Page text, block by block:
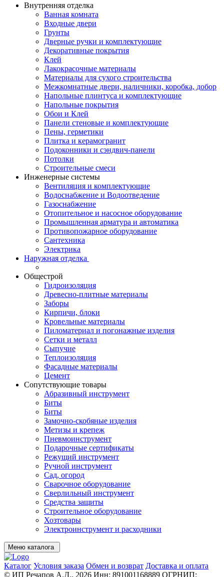
Внутренняя отделка
Ванная комната
Входные двери
Грунты
Дверные ручки и комплектующие
Декоративные покрытия
Клей
Лакокрасочные материалы
Материалы для сухого строительства
Межкомнатные двери, наличники, коробка, добор
Напольные плинтуса и комплектующие
Напольные покрытия
Обои и Клей
Панели стеновые и комплектующие
Пены, герметики
Плитка и керамогранит
Подоконники и сэндвич-панели
Потолки
Строительные смеси
Инженерные системы
Вентиляция и комплектующие
Водоснабжение и Водоотведение
Газоснабжение
Отопительное и насосное оборудование
Промышленная арматура и автоматика
Противопожарное оборудование
Сантехника
Электрика
Наружная отделка
Общестрой
Гидроизоляция
Древесно-плитные материалы
Заборы
Кирпичи, блоки
Кровельные материалы
Пиломатериал и погонажные изделия
Сетки и металл
Сыпучие
Теплоизоляция
Фасадные материалы
Цемент
Сопутствующие товары
Абразивный инструмент
Биты
Биты
Замочно-скобяные изделия
Метизы и крепеж
Пневмоинструмент
Подарочные сертификаты
Режущий инструмент
Ручной инструмент
Сад, огород
Сварочное оборудование
Сверлильный инструмент
Средства защиты
Строительное оборудование
Хозтовары
Электроинструмент и расходники
Меню каталога
Каталог Условия заказа Обмен и возврат Доставка и оплата
© ИП Речапов А.Д., 2026 Инн: 891001168889 ОГРНИП: